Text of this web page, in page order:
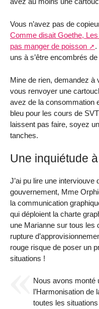
Vous n’avez pas de
Comme disait Goethe,
pas manger de poisson
.
uns à s’être encombrés
Mine de rien, demandez à
vous renvoyer une
avez de la consommation
bleu pour les cours de
laissent pas faire, soyez
tanches.
Une inquiétude
J’ai pu lire une
gouvernement, Mme
la communication
qui déploient la charte
une Marianne sur tous les
rupture
rouge risque de poser un
situations !
Nous avons monté
l’Harmonisation de
toutes les